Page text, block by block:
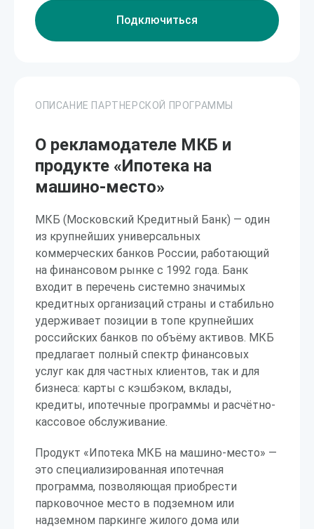
Подключиться
ОПИСАНИЕ ПАРТНЕРСКОЙ ПРОГРАММЫ
О рекламодателе МКБ и
продукте «Ипотека на
машино-место»
МКБ (Московский Кредитный Банк) — один
из крупнейших универсальных
коммерческих банков России, работающий
на финансовом рынке с 1992 года. Банк
входит в перечень системно значимых
кредитных организаций страны и стабильно
удерживает позиции в топе крупнейших
российских банков по объёму активов. МКБ
предлагает полный спектр финансовых
услуг как для частных клиентов, так и для
бизнеса: карты с кэшбэком, вклады,
кредиты, ипотечные программы и расчётно-
кассовое обслуживание.
Продукт «Ипотека МКБ на машино-место» —
это специализированная ипотечная
программа, позволяющая приобрести
парковочное место в подземном или
надземном паркинге жилого дома или